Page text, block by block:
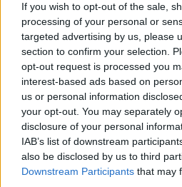
If you wish to opt-out of the sale,
processing of your personal or
targeted advertising by us, please
section to confirm your selection.
opt-out request is processed you
interest-based ads based on
us or personal information
your opt-out. You may separately
disclosure of your personal
IAB’s list of downstream
also be disclosed by us to third
Downstream Participants that may
Kriget i Ukraina tvingar
då måste biltillverkarna i sin
sina egna fabriker.
Text
Erik Söderholm